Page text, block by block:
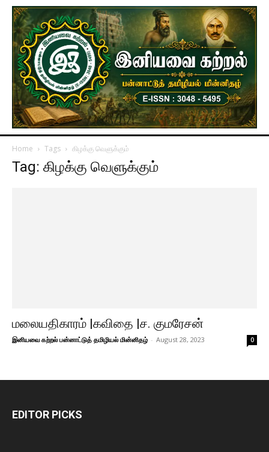
Home Tags கிழக்கு வெளுக்கும்
Tag: கிழக்கு வெளுக்கும்
மலையதிகாரம் |கவிதை |ச. குமரேசன்
இனியவை கற்றல் பன்னாட்டுத் தமிழியல் மின்னிதழ் - August 28, 2023 0
EDITOR PICKS